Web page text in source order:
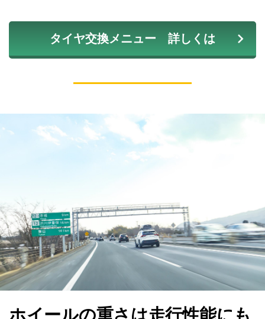
タイヤ交換メニュー 詳しくは
ホイールの重さは走行性能にも